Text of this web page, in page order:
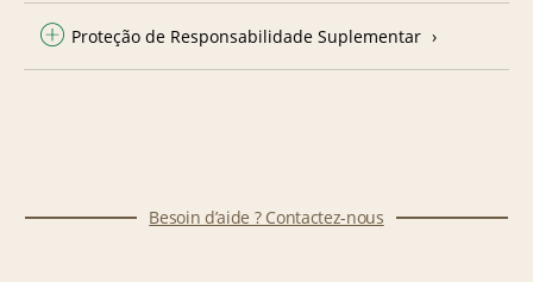
Proteção de Responsabilidade Suplementar
Besoin d’aide ? Contactez-nous